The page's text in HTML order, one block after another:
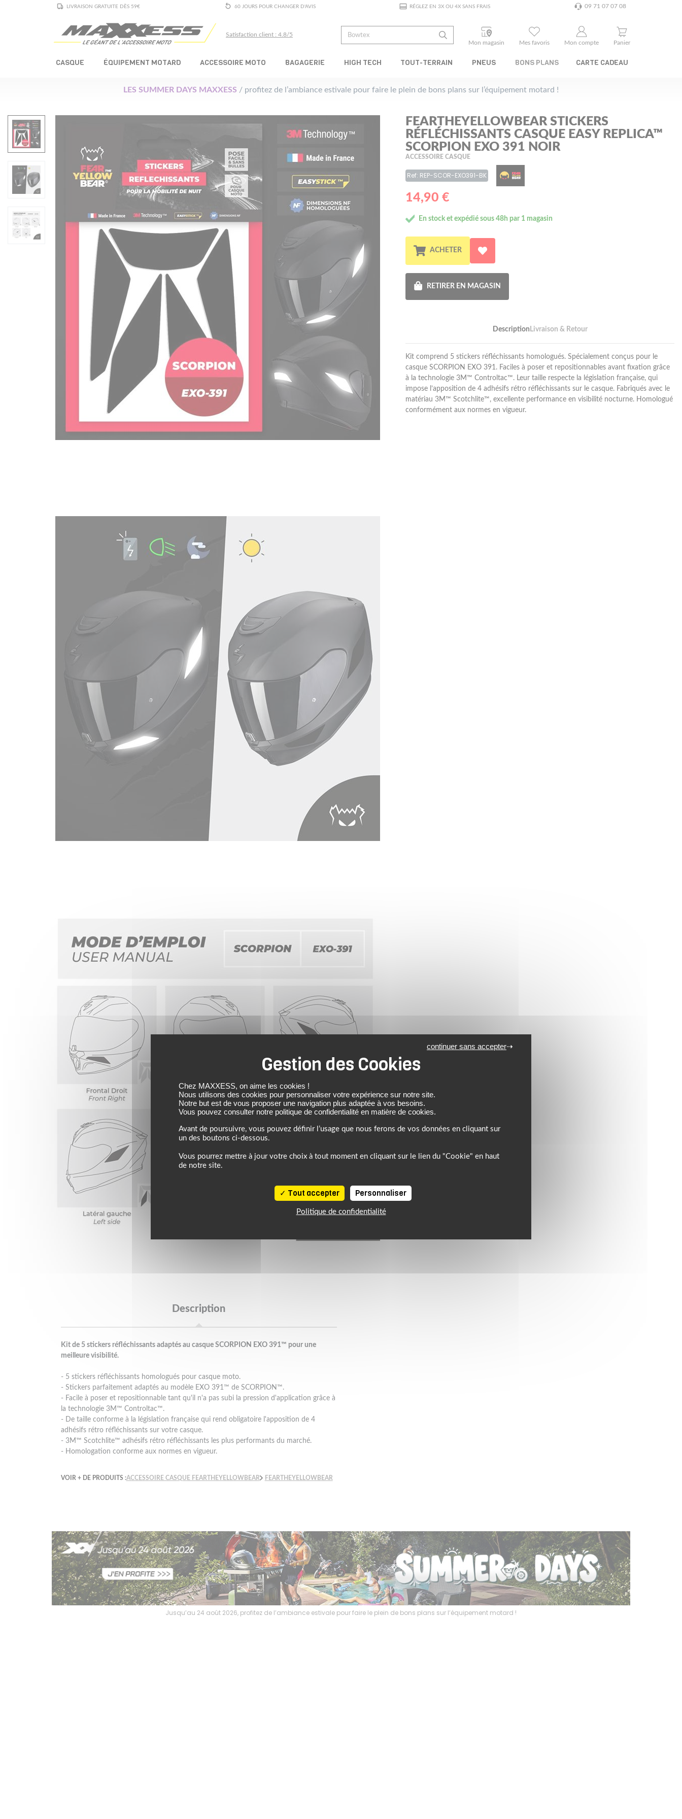
LIVRAISON GRATUITE DÈS 59€ 60 JOURS POUR CHANGER D'AVIS RÉGLEZ EN 3X OU 4X SANS FRAIS 09 71 07 07 08
Satisfaction client : 4.8/5
Mon magasin
Mes favoris Mon compte Panier
CASQUE ÉQUIPEMENT MOTARD ACCESSOIRE MOTO BAGAGERIE HIGH TECH TOUT-TERRAIN PNEUS BONS PLANS CARTE CADEAU
LES SUMMER DAYS MAXXESS / profitez de l’ambiance estivale pour faire le plein de bons plans sur l’équipement motard !
Description
Kit de 5 stickers réfléchissants adaptés au casque SCORPION EXO 391™ pour une
meilleure visibilité.
- 5 stickers réfléchissants homologués pour casque moto.
- Stickers parfaitement adaptés au modèle EXO 391™ de SCORPION™.
- Facile à poser et repositionnable tant qu'il n'a pas subi la pression d'application grâce à
la technologie 3M™ Controltac™.
- De taille conforme à la législation française qui rend obligatoire l'apposition de 4
adhésifs rétro réfléchissants sur votre casque.
- 3M™ Scotchlite™ adhésifs rétro réfléchissants les plus performants du marché.
- Homologation conforme aux normes en vigueur.
VOIR + DE PRODUITS :ACCESSOIRE CASQUE FEARTHEYELLOWBEAR FEARTHEYELLOWBEAR
FEARTHEYELLOWBEAR STICKERS
RÉFLÉCHISSANTS CASQUE EASY REPLICA™
SCORPION EXO 391 NOIR
ACCESSOIRE CASQUE
Ref: REP-SCOR-EXO391-BK
14,90 €
En stock et expédié sous 48h par 1 magasin
ACHETER
RETIRER EN MAGASIN
Description Livraison & Retour
Kit comprend 5 stickers réfléchissants homologués. Spécialement conçus pour le
casque SCORPION EXO 391. Faciles à poser et repositionnables avant fixation grâce
à la technologie 3M™ Controltac™. Leur taille respecte la législation française, qui
impose l’apposition de 4 adhésifs rétro réfléchissants sur le casque. Fabriqués avec le
matériau 3M™ Scotchlite™, excellente performance en visibilité nocturne. Homologué
conformément aux normes en vigueur.
Jusqu’au 24 août 2026, profitez de l’ambiance estivale pour faire le plein de bons plans sur l’équipement motard !
Chez MAXXESS, on aime les cookies !
Nous utilisons des cookies pour personnaliser votre expérience sur notre site.
Notre but est de vous proposer une navigation plus adaptée à vos besoins.
Vous pouvez consulter notre politique de confidentialité en matière de cookies.
Avant de poursuivre, vous pouvez définir l’usage que nous ferons de vos données en cliquant sur
un des boutons ci-dessous.
Vous pourrez mettre à jour votre choix à tout moment en cliquant sur le lien du "Cookie" en haut
de notre site.
Tout accepter
continuer sans accepter
Personnaliser
Politique de confidentialité